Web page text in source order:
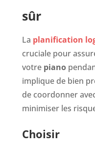
sûr
La planification
cruciale pour
votre piano
implique de bien
de coordonner
minimiser les
Choisir